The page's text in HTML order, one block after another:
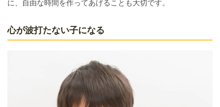
に、自由な時間を作ってあげることも大切です。
心が波打たない子になる